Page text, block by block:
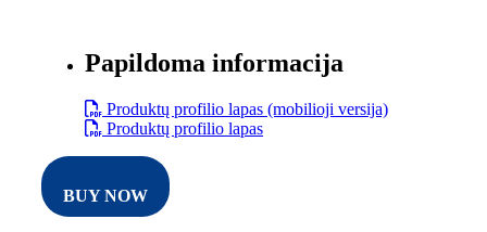
Papildoma informacija
Produktų profilio lapas (mobilioji versija)
Produktų profilio lapas
BUY NOW